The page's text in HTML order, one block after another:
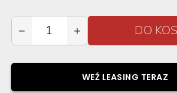
− +
WEŹ LEASING TERAZ